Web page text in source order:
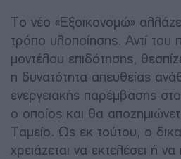
Το νέο «Εξοικονομώ»
τρόπο υλοποίησης. Αντί του
μοντέλου επιδότησης,
η δυνατότητα απευθείας
ενεργειακής παρέμβασης
ο οποίος και θα
Ταμείο. Ως εκ τούτου, ο
χρειάζεται να εκτελέσει ή